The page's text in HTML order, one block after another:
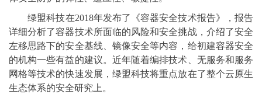
绿盟科技在2018年发布了《容器安全技术报告》，报告
详细分析了容器技术所面临的风险和安全挑战，介绍了安全
左移思路下的安全基线、镜像安全等内容，给初建容器安全
的机构一些有益的建议。近年随着编排技术、无服务和服务
网格等技术的快速发展，绿盟科技将重点放在了整个云原生
生态体系的安全研究上。